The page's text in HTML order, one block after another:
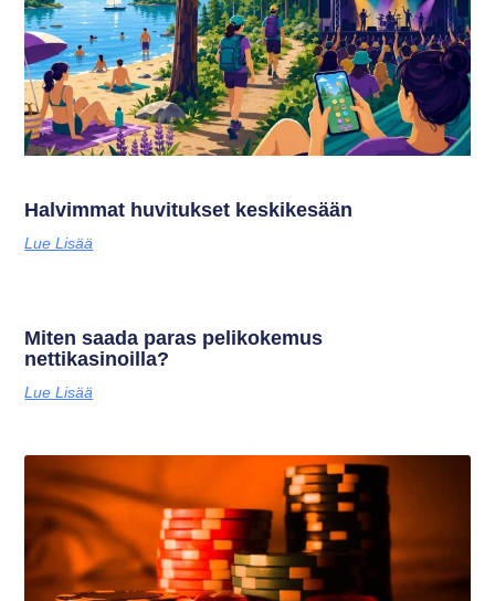
Halvimmat huvitukset keskikesään
Lue Lisää
Miten saada paras pelikokemus
nettikasinoilla?
Lue Lisää